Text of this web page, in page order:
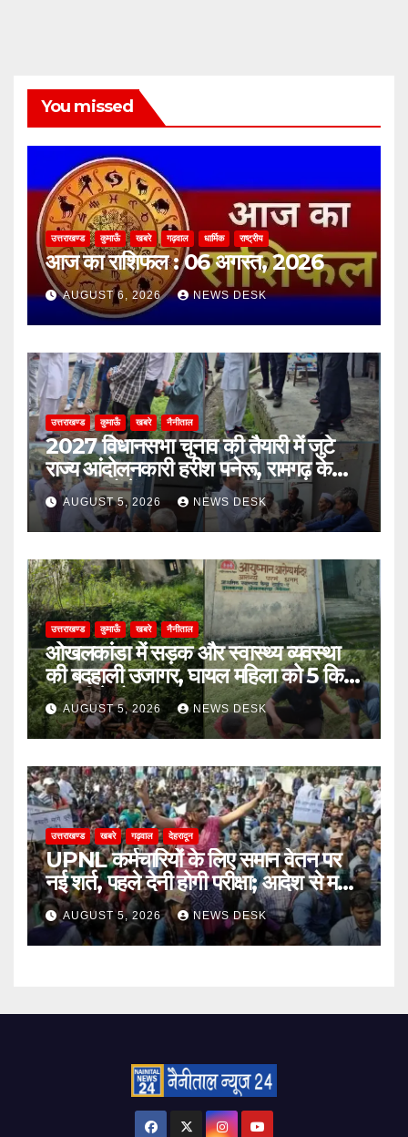
You missed
उत्तराखण्ड कुमाऊँ खबरे गढ़वाल धार्मिक राष्ट्रीय
आज का राशिफल : 06 अगस्त, 2026
AUGUST 6, 2026 NEWS DESK
उत्तराखण्ड कुमाऊँ खबरे नैनीताल
2027 विधानसभा चुनाव की तैयारी में जुटे
राज्य आंदोलनकारी हरीश पनेरू, रामगढ़ के
दूरस्थ गांवों में पहुंचकर जनता से मांगा
आशीर्वाद
AUGUST 5, 2026 NEWS DESK
उत्तराखण्ड कुमाऊँ खबरे नैनीताल
ओखलकांडा में सड़क और स्वास्थ्य व्यवस्था
की बदहाली उजागर, घायल महिला को 5 किमी
पालकी में ढोकर पहुंचाया सड़क तक
AUGUST 5, 2026 NEWS DESK
उत्तराखण्ड खबरे गढ़वाल देहरादून
UPNL कर्मचारियों के लिए समान वेतन पर
नई शर्त, पहले देनी होगी परीक्षा; आदेश से मचा
बवालAUGUST 5, 2026 NEWS DESK